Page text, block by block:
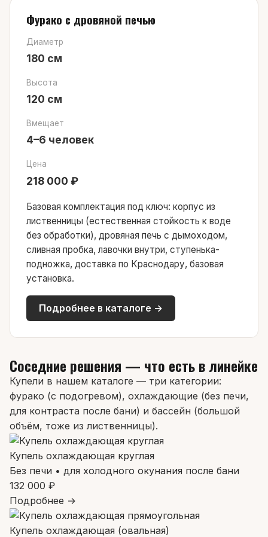
Фурако с дровяной печью
Диаметр
180 см
Высота
120 см
Вмещает
4–6 человек
Цена
218 000 ₽
Базовая комплектация под ключ: корпус из
лиственницы (естественная стойкость к воде
без обработки), дровяная печь с дымоходом,
сливная пробка, лавочки внутри, ступенька-
подножка, доставка по Краснодару, базовая
установка.
Подробнее в каталоге →
Соседние решения — что есть в линейке
Купели в нашем каталоге — три категории:
фурако (с подогревом), охлаждающие (без печи,
для контраста после бани) и бассейн (большой
объём, тоже из лиственницы).
Купель охлаждающая круглая
Без печи • для холодного окунания после бани
132 000 ₽
Подробнее →
Купель охлаждающая (овальная)